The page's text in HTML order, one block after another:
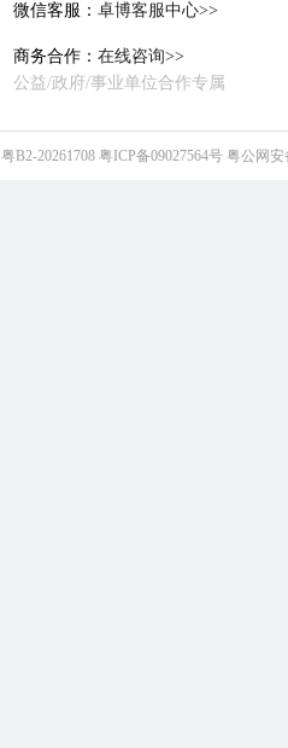
微信客服： 卓博客服中心>>
商务合作： 在线咨询>>
公益/政府/事业单位合作专属
粤B2-20261708 粤ICP备09027564号 粤公网安